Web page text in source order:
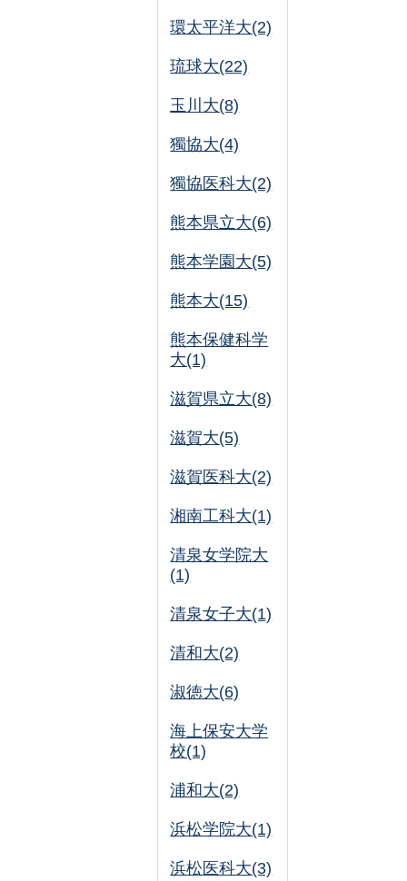
環太平洋大(2)
琉球大(22)
玉川大(8)
獨協大(4)
獨協医科大(2)
熊本県立大(6)
熊本学園大(5)
熊本大(15)
熊本保健科学
大(1)
滋賀県立大(8)
滋賀大(5)
滋賀医科大(2)
湘南工科大(1)
清泉女学院大
(1)
清泉女子大(1)
清和大(2)
淑徳大(6)
海上保安大学
校(1)
浦和大(2)
浜松学院大(1)
浜松医科大(3)